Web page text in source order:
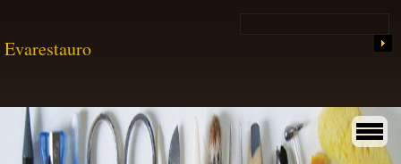
Evarestauro